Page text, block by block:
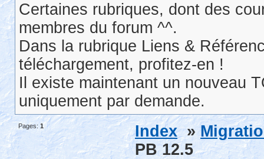
Certaines rubriques, dont des
membres du forum ^^.
Dans la rubrique Liens &
téléchargement, profitez-en !
Il existe maintenant un nouveau
uniquement par demande.
Pages: 1 Index »
PB 12.5